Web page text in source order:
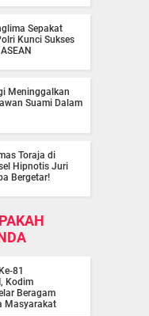
Sepakat
Kunci Sukses
Meninggalkan
Suami Dalam
Toraja di
Hipnotis Juri
Bergetar!
81
Kodim
Beragam
Masyarakat